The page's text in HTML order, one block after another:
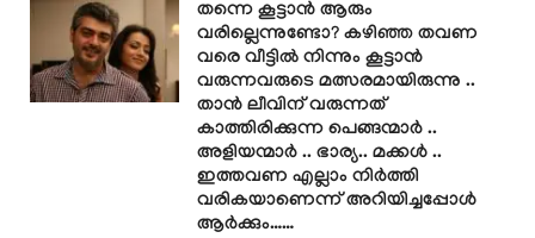
തന്നെ കൂട്ടാൻ ആരും
വരില്ലെന്നുണ്ടോ? കഴിഞ്ഞ തവണ
വരെ വീട്ടിൽ നിന്നും കൂട്ടാൻ
വരുന്നവരുടെ മത്സരമായിരുന്നു ..
താൻ ലീവിന് വരുന്നത്
കാത്തിരിക്കുന്ന പെങ്ങന്മാർ ..
അളിയന്മാർ .. ഭാര്യ.. മക്കൾ ..
ഇത്തവണ എല്ലാം നിർത്തി
വരികയാണെന്ന് അറിയിച്ചപ്പോൾ
ആർക്കും……